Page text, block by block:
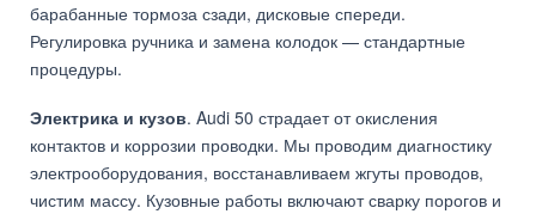
барабанные тормоза сзади, дисковые спереди.
Регулировка ручника и замена колодок — стандартные
процедуры.
Электрика и кузов. Audi 50 страдает от окисления
контактов и коррозии проводки. Мы проводим диагностику
электрооборудования, восстанавливаем жгуты проводов,
чистим массу. Кузовные работы включают сварку порогов и